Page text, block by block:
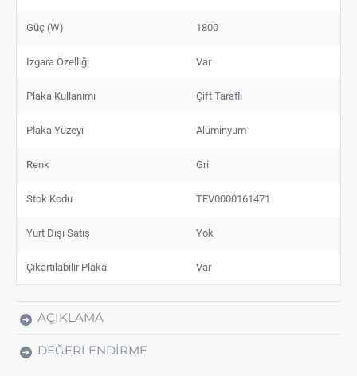
Güç (W) 1800
Izgara Özelliği Var
Plaka Kullanımı Çift Taraflı
Plaka Yüzeyi Alüminyum
Renk Gri
Stok Kodu TEV0000161471
Yurt Dışı Satış Yok
Çıkartılabilir Plaka Var
AÇIKLAMA
DEĞERLENDIRME